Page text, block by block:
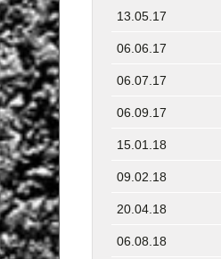
13.05.17
06.06.17
06.07.17
06.09.17
15.01.18
09.02.18
20.04.18
06.08.18